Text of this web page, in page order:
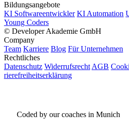
Bildungsangebote
KI Softwareentwickler KI Automation
Young Coders
© Developer Akademie GmbH
Company
Team Karriere Blog Für Unternehmen
Rechtliches
Datenschutz WiderrufsrechtAGB
rierefreiheitserklärung
Coded by our coaches in Munich